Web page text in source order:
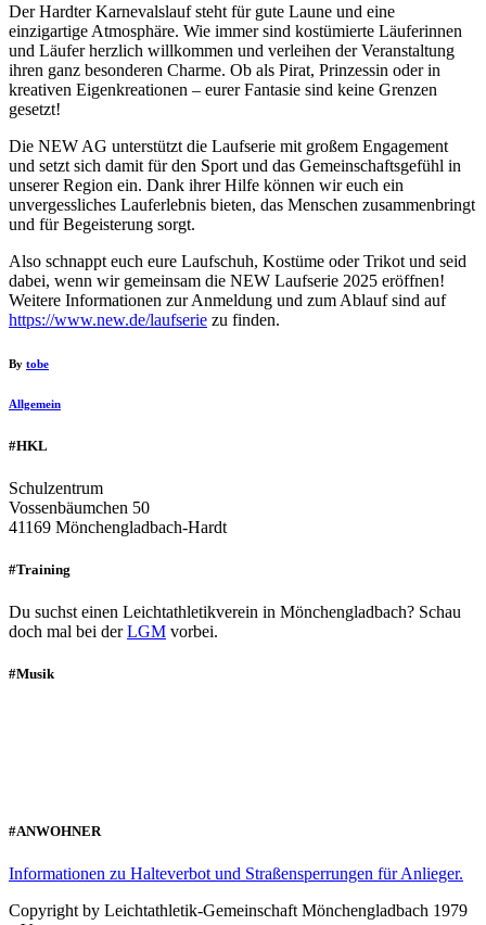
Der Hardter Karnevalslauf steht für gute Laune und eine
einzigartige Atmosphäre. Wie immer sind kostümierte Läuferinnen
und Läufer herzlich willkommen und verleihen der Veranstaltung
ihren ganz besonderen Charme. Ob als Pirat, Prinzessin oder in
kreativen Eigenkreationen – eurer Fantasie sind keine Grenzen
gesetzt!
Die NEW AG unterstützt die Laufserie mit großem Engagement
und setzt sich damit für den Sport und das Gemeinschaftsgefühl in
unserer Region ein. Dank ihrer Hilfe können wir euch ein
unvergessliches Lauferlebnis bieten, das Menschen zusammenbringt
und für Begeisterung sorgt.
Also schnappt euch eure Laufschuh, Kostüme oder Trikot und seid
dabei, wenn wir gemeinsam die NEW Laufserie 2025 eröffnen!
Weitere Informationen zur Anmeldung und zum Ablauf sind auf
https://www.new.de/laufserie zu finden.
By tobe
Allgemein
#HKL
Schulzentrum
Vossenbäumchen 50
41169 Mönchengladbach-Hardt
#Training
Du suchst einen Leichtathletikverein in Mönchengladbach? Schau
doch mal bei derLGM vorbei.
#Musik
#ANWOHNER
Informationen zu Halteverbot und Straßensperrungen für Anlieger.
Copyright by Leichtathletik-Gemeinschaft Mönchengladbach 1979